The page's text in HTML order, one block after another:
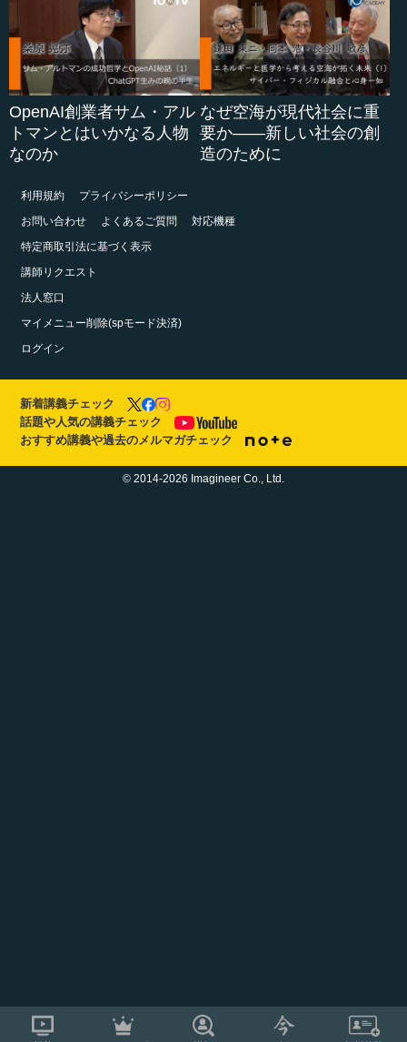
OpenAI創業者サム・アル
トマンとはいかなる人物
なのか
なぜ空海が現代社会に重
要か――新しい社会の創
造のために
利用規約
プライバシーポリシー
お問い合わせ
よくあるご質問
対応機種
特定商取引法に基づく表示
講師リクエスト
法人窓口
マイメニュー削除(spモード決済)
ログイン
新着講義チェック
話題や人気の講義チェック
おすすめ講義や過去のメルマガチェック
© 2014-2026 Imagineer Co., Ltd.